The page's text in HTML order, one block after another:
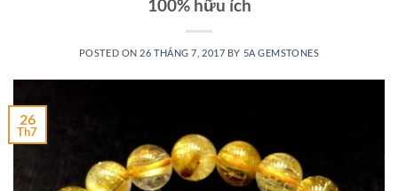
100% hữu ích
POSTED ON 26 THÁNG 7, 2017 BY 5A GEMSTONES
26
Th7